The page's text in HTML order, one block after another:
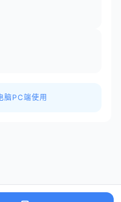
脑PC端使用